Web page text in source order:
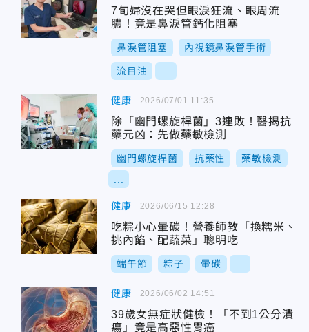
7旬婦沒在哭但眼淚狂流、眼周流
膿！竟是鼻淚管鈣化阻塞
鼻淚管阻塞 內視鏡鼻淚管手術
流目油
健康
除「幽門螺旋桿菌」3連敗！醫揭抗
藥元凶：先做藥敏檢測
幽門螺旋桿菌 抗藥性 藥敏檢測
2026/07/01 11:35
健康
吃粽小心暈碳！營養師教「換糯米、
挑內餡、配蔬菜」聰明吃
端午節 粽子 暈碳
2026/06/15 12:28
健康
39歲女無症狀健檢！「不到1公分潰
瘍」竟是高惡性胃癌
2026/06/02 14:51